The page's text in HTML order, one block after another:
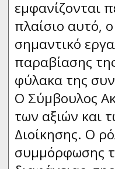
εμφανίζονται
πλαίσιο αυτό,
σημαντικό
παραβίασης
φύλακα της
Ο Σύμβουλος
των αξιών και
Διοίκησης. Ο
συμμόρφωσης